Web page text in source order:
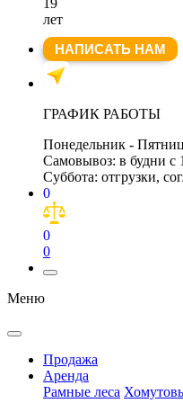
лет
НАПИСАТЬ НАМ
ГРАФИК РАБОТЫ
Понедельник -
Самовывоз: в будни с
Суббота: отгрузки,
0
0
0
Меню
Продажа
Аренда
Рамные леса